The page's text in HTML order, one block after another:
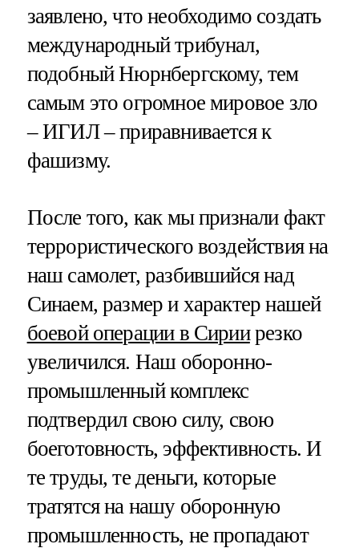
заявлено, что необходимо создать
международный трибунал,
подобный Нюрнбергскому, тем
самым это огромное мировое зло
– ИГИЛ – приравнивается к
фашизму.
После того, как мы признали факт
террористического воздействия на
наш самолет, разбившийся над
Синаем, размер и характер нашей
боевой операции в Сириирезко
увеличился. Наш оборонно-
промышленный комплекс
подтвердил свою силу, свою
боеготовность, эффективность. И
те труды, те деньги, которые
тратятся на нашу оборонную
промышленность, не пропадают